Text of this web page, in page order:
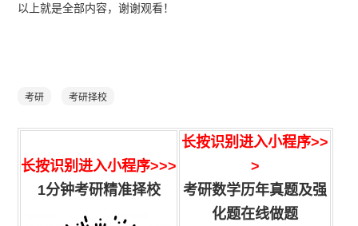
以上就是全部内容，谢谢观看！
考研 考研择校
长按识别进入小程序>>>
1分钟考研精准择校
长按识别进入小程序>>
>
考研数学历年真题及强
化题在线做题